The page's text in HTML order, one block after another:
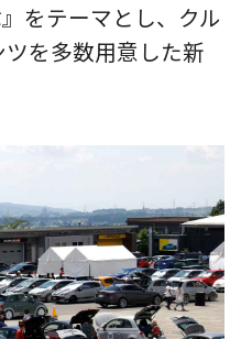
をテーマとし、クル
を多数用意した新